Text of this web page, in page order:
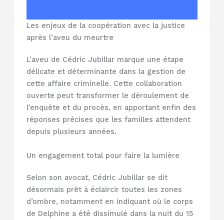
Les enjeux de la coopération avec la justice
après l’aveu du meurtre
L’aveu de Cédric Jubillar marque une étape
délicate et déterminante dans la gestion de
cette affaire criminelle. Cette collaboration
ouverte peut transformer le déroulement de
l’enquête et du procès, en apportant enfin des
réponses précises que les familles attendent
depuis plusieurs années.
Un engagement total pour faire la lumière
Selon son avocat, Cédric Jubillar se dit
désormais prêt à éclaircir toutes les zones
d’ombre, notamment en indiquant où le corps
de Delphine a été dissimulé dans la nuit du 15